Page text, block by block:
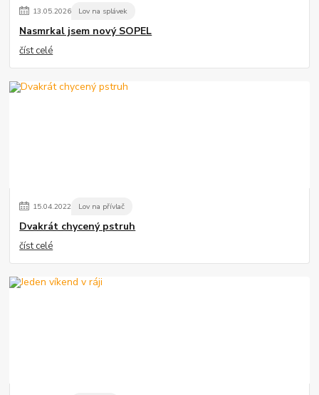
13.05.2026 Lov na splávek
Nasmrkal jsem nový SOPEL
číst celé
15.04.2022 Lov na přívlač
Dvakrát chycený pstruh
číst celé